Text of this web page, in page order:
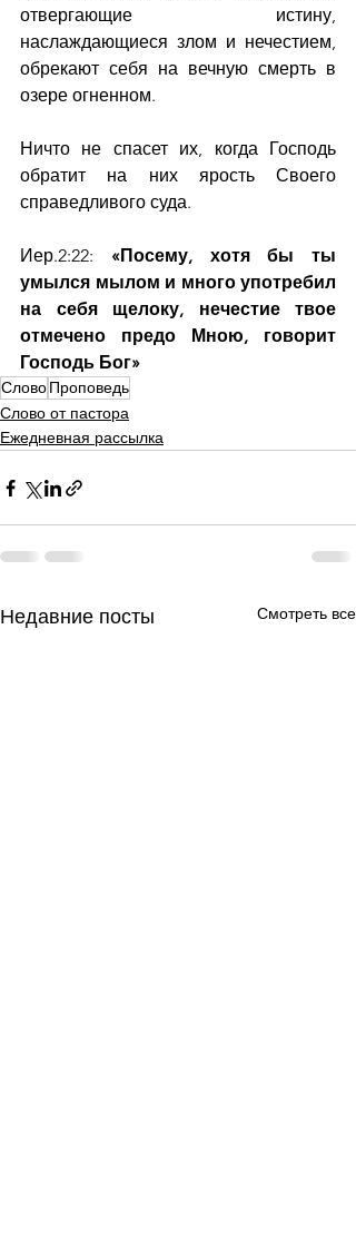
отвергающие истину,
наслаждающиеся злом и нечестием,
обрекают себя на вечную смерть в
озере огненном.
Ничто не спасет их, когда Господь
обратит на них ярость Своего
справедливого суда.
Иер.2:22: «Посему, хотя бы ты
умылся мылом и много употребил
на себя щелоку, нечестие твое
отмечено предо Мною, говорит
Господь Бог»
СловоПроповедь
Слово от пастора
Ежедневная рассылка
Недавние посты Смотреть все